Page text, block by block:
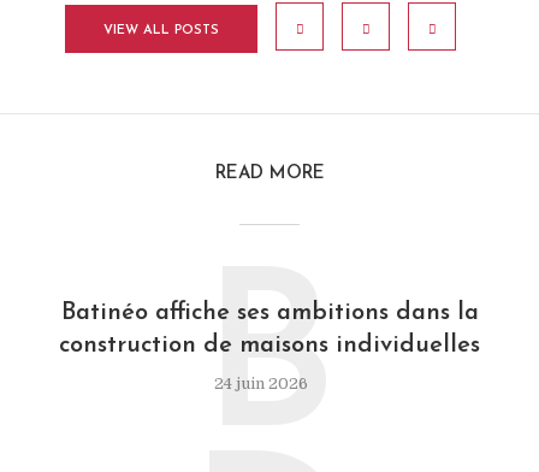
VIEW ALL POSTS
READ MORE
Batinéo affiche ses ambitions dans la
construction de maisons individuelles
24 juin 2026
B